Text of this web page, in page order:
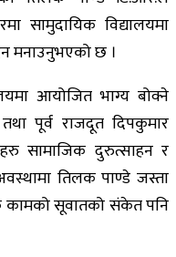
सामुदायिक विद्यालयमा
मनाउनुभएको छ ।
आयोजित भाग्य बोक्ने
तथा पूर्व राजदूत दिपकुमार
सामाजिक दुरुत्साहन र
तिलक पाण्डे जस्ता
सूवातको संकेत पनि